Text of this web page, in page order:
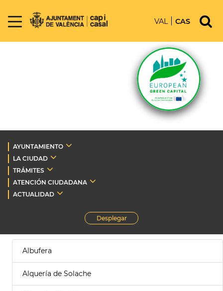
VAL CAS
AYUNTAMIENTO
LA CIUDAD
TRÁMITES
ATENCIÓN CIUDADANA
ACTUALIDAD
Desplegar
Albufera
Alquería de Solache